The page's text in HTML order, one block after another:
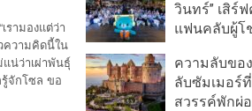
เรามองแต่ว่า
ความคิดนี้ใน
น่ว่าเผ่าพันธุ์
จักโซล ขอ
วินทร์” เสิร์
แฟนคลับผู้โ
ความลับของ
ลับซัมเมอร์
สวรรค์พักผ่